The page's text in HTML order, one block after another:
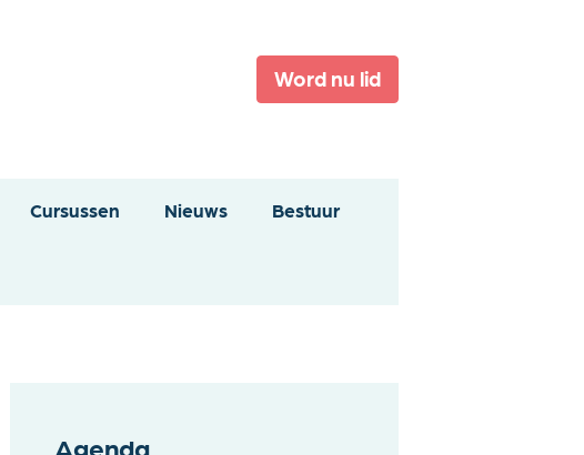
Word nu lid
Cursussen Nieuws Bestuur
Agenda